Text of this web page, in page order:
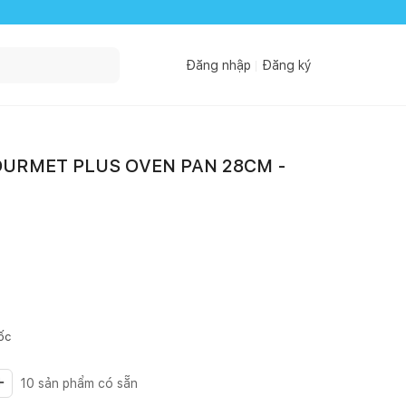
Đăng nhập Đăng ký
PLUS OVEN PAN 28CM -
10 sản phẩm có sẵn